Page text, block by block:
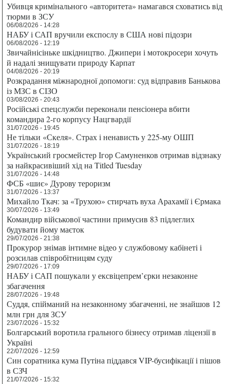
Убивця кримінального «авторитета» намагався сховатись від
тюрми в ЗСУ
06/08/2026 - 14:28
НАБУ і САП вручили експослу в США нові підозри
06/08/2026 - 12:19
Звичайнісіньке шкідництво. Джипери і мотокросери хочуть
й надалі знищувати природу Карпат
04/08/2026 - 20:19
Розкрадання міжнародної допомоги: суд відправив Банькова
із МЗС в СІЗО
03/08/2026 - 20:43
Російські спецслужби переконали пенсіонера вбити
командира 2-го корпусу Нацгвардії
31/07/2026 - 19:45
Не тільки «Скеля». Страх і ненависть у 225-му ОШП
31/07/2026 - 18:19
Український гросмейстер Ігор Самуненков отримав відзнаку
за найкрасивіший хід на Titled Tuesday
31/07/2026 - 14:48
ФСБ «шиє» Дурову тероризм
31/07/2026 - 13:37
Михайло Ткач: за «Трухою» стирчать вуха Арахамії і Єрмака
30/07/2026 - 13:49
Командир військової частини примусив 83 підлеглих
будувати йому маєток
29/07/2026 - 21:38
Прокурор знімав інтимне відео у службовому кабінеті і
розсилав співробітницям суду
29/07/2026 - 17:09
НАБУ і САП пошукали у ексвіцепрем’єрки незаконне
збагачення
28/07/2026 - 19:48
Суддя, спійманий на незаконному збагаченні, не знайшов 12
млн грн для ЗСУ
23/07/2026 - 15:32
Болгарський воротила грального бізнесу отримав ліцензії в
Україні
22/07/2026 - 12:59
Син соратника кума Путіна піддався VIP-бусифікації і пішов
в СЗЧ
21/07/2026 - 15:32